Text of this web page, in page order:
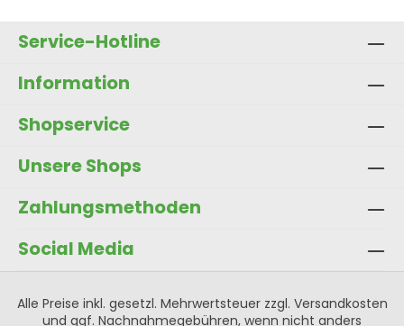
Service-Hotline
Information
Shopservice
Unsere Shops
Zahlungsmethoden
Social Media
Alle Preise inkl. gesetzl. Mehrwertsteuer zzgl. Versandkosten
und ggf. Nachnahmegebühren, wenn nicht anders